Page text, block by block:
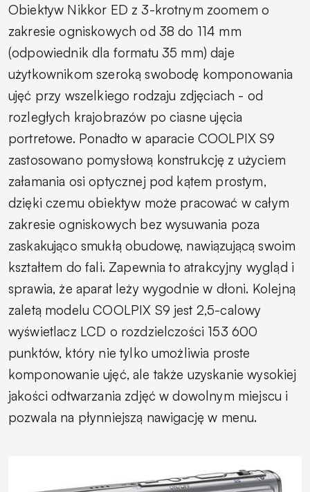
Obiektyw Nikkor ED z 3-krotnym zoomem o
zakresie ogniskowych od 38 do 114 mm
(odpowiednik dla formatu 35 mm) daje
użytkownikom szeroką swobodę komponowania
ujęć przy wszelkiego rodzaju zdjęciach - od
rozległych krajobrazów po ciasne ujęcia
portretowe. Ponadto w aparacie COOLPIX S9
zastosowano pomysłową konstrukcję z użyciem
załamania osi optycznej pod kątem prostym,
dzięki czemu obiektyw może pracować w całym
zakresie ogniskowych bez wysuwania poza
zaskakująco smukłą obudowę, nawiązującą swoim
kształtem do fali. Zapewnia to atrakcyjny wygląd i
sprawia, że aparat leży wygodnie w dłoni. Kolejną
zaletą modelu COOLPIX S9 jest 2,5-calowy
wyświetlacz LCD o rozdzielczości 153 600
punktów, który nie tylko umożliwia proste
komponowanie ujęć, ale także uzyskanie wysokiej
jakości odtwarzania zdjęć w dowolnym miejscu i
pozwala na płynniejszą nawigację w menu.